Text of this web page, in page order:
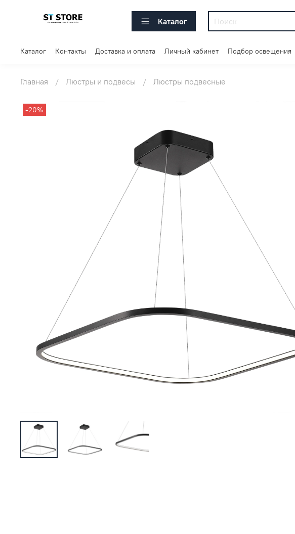
Каталог
Каталог Контакты Доставка и оплата Личный кабинет Подбор освещения
Главная Люстры и подвесы Люстры подвесные
-20%